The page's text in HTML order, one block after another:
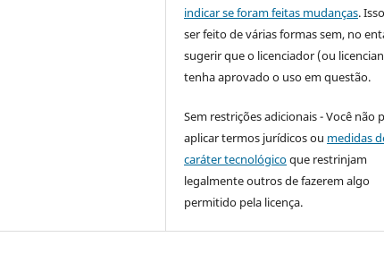
indicar se foram feitas mudanças.
ser feito de várias formas sem, no
sugerir que o licenciador (ou
tenha aprovado o uso em questão.
Sem restrições adicionais - Você não
aplicar termos jurídicos ou medidas
caráter tecnológicoque restrinjam
legalmente outros de fazerem algo
permitido pela licença.